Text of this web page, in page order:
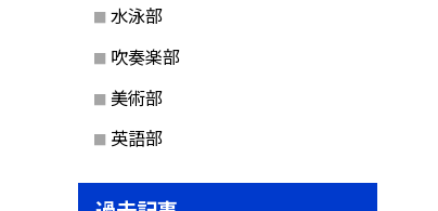
水泳部
吹奏楽部
美術部
英語部